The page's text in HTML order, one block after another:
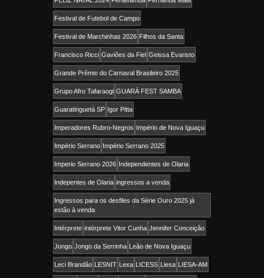
Festival de Futebol de Campo
Festival de Marchinhas 2026 Filhos da Santa
Francisco Ricci Gaviões da Fiel Geissa Evaristo
Grande Prêmio do Carnaval Brasileiro 2025
Grupo Afro Tafaraogi GUARÁ FEST SAMBA
Guaratinguetá SP Igor Pitta
Imperadores Rubro-Negros Império de Nova Iguaçu
Império Serrano Império Serrano 2025
Imperio Serrano 2026 Independentes de Olaria
Indepentes de Olaria ingressos a venda
Ingressos para os desfiles da Série Ouro 2025 já
estão à venda
Intérprete intérprete Vitor Cunha Jennifer Conceição
Jongo Jongo da Serrinha Leão de Nova Iguaçu
Leci Brandão LESNIT Lexa LICESS Liesa LIESA-AM